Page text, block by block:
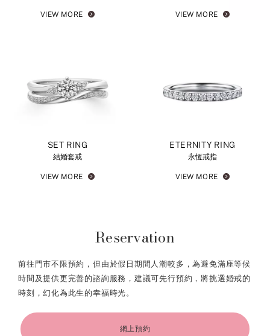
VIEW MORE VIEW MORE
SET RING
結婚套戒
VIEW MORE
ETERNITY RING
永恆戒指
VIEW MORE
Reservation
前往門市不限預約，但由於假日期間人潮較多，為避免滿座等候
時間及提供更完善的諮詢服務，建議可先行預約，將挑選婚戒的
時刻，幻化為此生的幸福時光。
網上預約